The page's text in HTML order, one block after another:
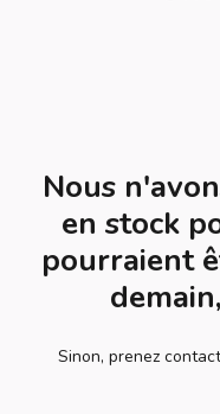
Nous
en stock
pourraient
Sinon, prenez